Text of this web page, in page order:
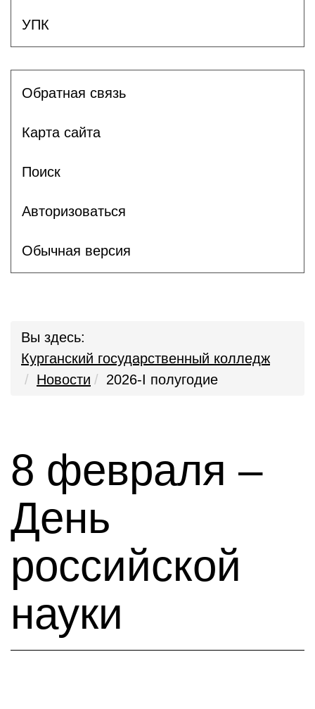
УПК
Обратная связь
Карта сайта
Поиск
Авторизоваться
Обычная версия
Вы здесь:
Курганский государственный колледж
Новости
2026-I полугодие
8 февраля –
День
российской
науки